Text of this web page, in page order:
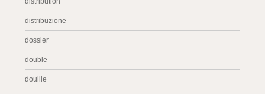
distribuzione
dossier
double
douille